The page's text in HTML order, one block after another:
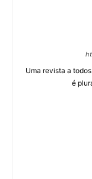
Uma revista a
é